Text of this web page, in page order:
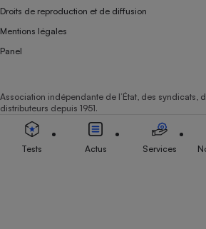
Droits de reproduction et de diffusion
Mentions légales
Panel
Association indépendante de l’État, des syndicats,
distributeurs depuis 1951.
Tests Actus Services